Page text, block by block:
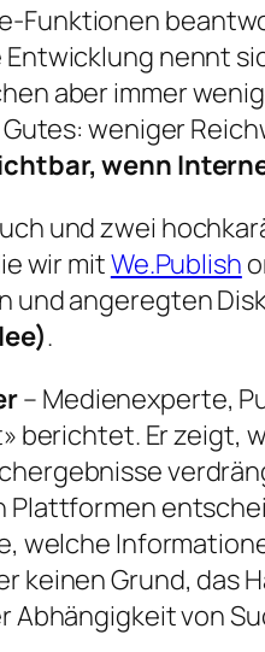
Funktionen
nennt
aber immer
weniger
wenn
und zwei
wir mitWe.Publish
angeregten
.
– Medienexperte,
berichtet. Er zeigt,
Plattformen
welche
Grund, das
Abhängigkeit von